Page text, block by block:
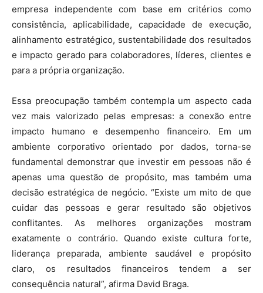
empresa independente com base em critérios como
consistência, aplicabilidade, capacidade de execução,
alinhamento estratégico, sustentabilidade dos resultados
e impacto gerado para colaboradores, líderes, clientes e
para a própria organização.
Essa preocupação também contempla um aspecto cada
vez mais valorizado pelas empresas: a conexão entre
impacto humano e desempenho financeiro. Em um
ambiente corporativo orientado por dados, torna-se
fundamental demonstrar que investir em pessoas não é
apenas uma questão de propósito, mas também uma
decisão estratégica de negócio. “Existe um mito de que
cuidar das pessoas e gerar resultado são objetivos
conflitantes. As melhores organizações mostram
exatamente o contrário. Quando existe cultura forte,
liderança preparada, ambiente saudável e propósito
claro, os resultados financeiros tendem a ser
consequência natural”, afirma David Braga.